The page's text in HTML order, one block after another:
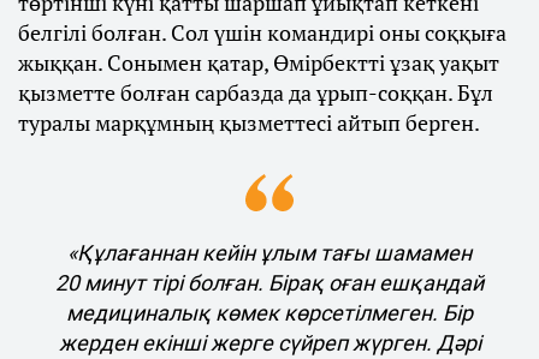
белгілі болған. Сол үшін командирі оны соққыға
жыққан. Сонымен қатар, Өмірбектті ұзақ уақыт
қызметте болған сарбазда да ұрып-соққан. Бұл
туралы марқұмның қызметтесі айтып берген.
«Құлағаннан кейін ұлым тағы шамамен
20 минут тірі болған. Бірақ оған ешқандай
медициналық көмек көрсетілмеген. Бір
жерден екінші жерге сүйреп жүрген. Дәрі